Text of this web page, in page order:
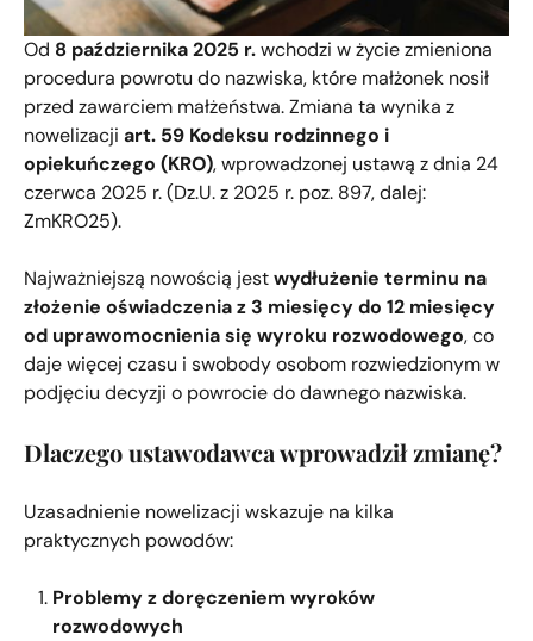
Od 8 października 2025 r.wchodzi w życie zmieniona
procedura powrotu do nazwiska, które małżonek nosił
przed zawarciem małżeństwa. Zmiana ta wynika z
nowelizacji art. 59 Kodeksu rodzinnego i
opiekuńczego (KRO), wprowadzonej ustawą z dnia 24
czerwca 2025 r. (Dz.U. z 2025 r. poz. 897, dalej:
ZmKRO25).
Najważniejszą nowością jestwydłużenie terminu na
złożenie oświadczenia z 3 miesięcy do 12 miesięcy
od uprawomocnienia się wyroku rozwodowego, co
daje więcej czasu i swobody osobom rozwiedzionym w
podjęciu decyzji o powrocie do dawnego nazwiska.
Dlaczego ustawodawca wprowadził zmianę?
Uzasadnienie nowelizacji wskazuje na kilka
praktycznych powodów:
Problemy z doręczeniem wyroków
rozwodowych